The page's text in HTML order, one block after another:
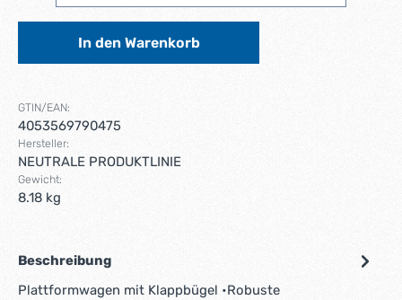
In den Warenkorb
GTIN/EAN:
4053569790475
Hersteller:
NEUTRALE PRODUKTLINIE
Gewicht:
8.18 kg
Beschreibung
Plattformwagen mit Klappbügel •Robuste